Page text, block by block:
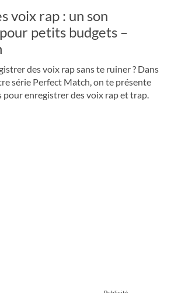
voix rap : un son
petits budgets –
des voix rap sans te ruiner ? Dans
série Perfect Match, on te présente
enregistrer des voix rap et trap.